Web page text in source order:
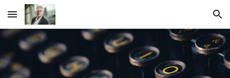
Skip to main content Skip to navigation